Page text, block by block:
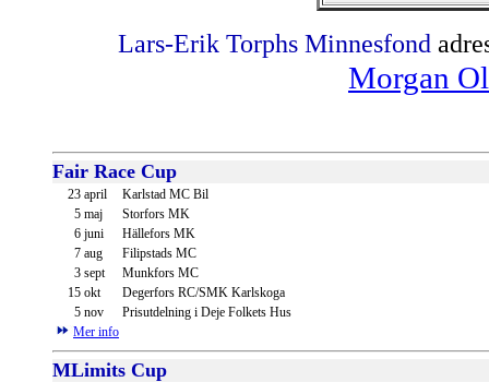
Lars-Erik Torphs Minnesfond
Morgan
Fair Race Cup
23 april
Karlstad MC Bil
5 maj
Storfors MK
6 juni
Hällefors MK
7 aug
Filipstads MC
3 sept
Munkfors MC
15 okt
Degerfors RC/SMK Karlskoga
5 nov
Prisutdelning i Deje Folkets Hus
Mer info
MLimits Cup